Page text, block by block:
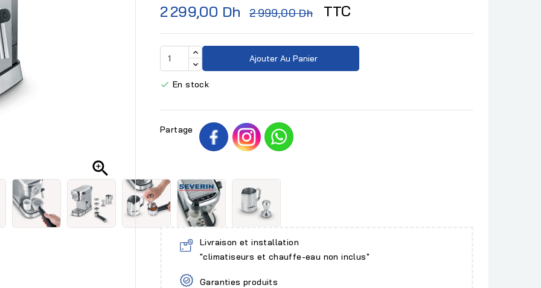

2 299,00 Dh 2 999,00 Dh TTC
Ajouter Au Panier
 En stock
Partage
Livraison et installation
"climatiseurs et chauffe-eau non inclus"
Garanties produits